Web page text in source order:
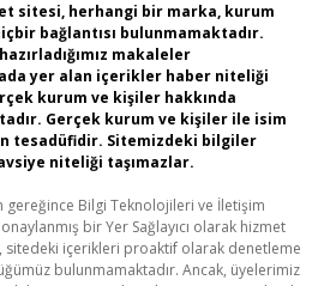
sitesi, herhangi bir marka, kurum
bağlantısı bulunmamaktadır.
makaleler
yer alan içerikler haber niteliği
kurum ve kişiler hakkında
Gerçek kurum ve kişiler ile isim
tesadüfidir. Sitemizdeki bilgiler
niteliği taşımazlar.
gereğince Bilgi Teknolojileri ve İletişim
bir Yer Sağlayıcı olarak hizmet
sitedeki içerikleri proaktif olarak denetleme
bulunmamaktadır. Ancak, üyelerimiz